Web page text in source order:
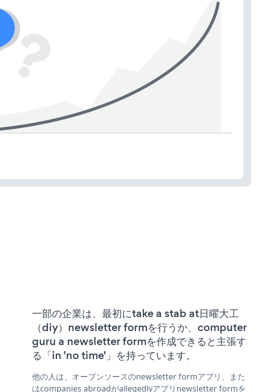
一部の企業は、最初にtake a stab at日曜大工
（diy）newsletter formを行うか、computer
guru a newsletter formを作成できると主張す
る「in 'no time'」を持っています。
他の人は、オープンソースのnewsletter formアプリ、また
はcompanies abroadがallegedlyアプリnewsletter formを